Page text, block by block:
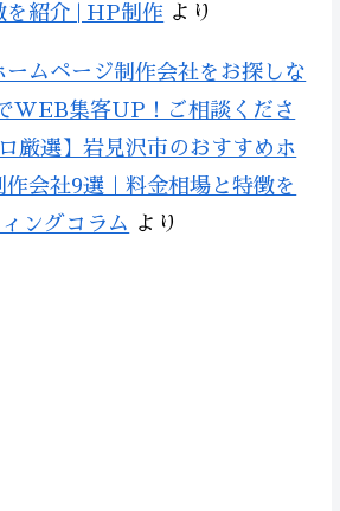
を紹介 | HP制作 より
ームページ制作会社をお探しな
WEB集客UP！ご相談くださ
ロ厳選】岩見沢市のおすすめホ
作会社9選｜料金相場と特徴を
ングコラム より